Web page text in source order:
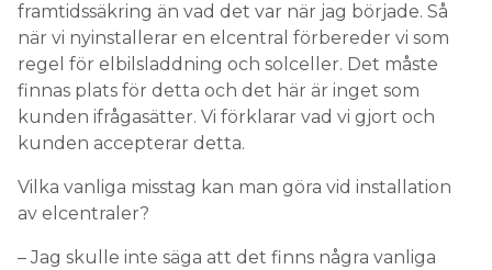
framtidssäkring än vad det var när jag började. Så
när vi nyinstallerar en elcentral förbereder vi som
regel för elbilsladdning och solceller. Det måste
finnas plats för detta och det här är inget som
kunden ifrågasätter. Vi förklarar vad vi gjort och
kunden accepterar detta.
Vilka vanliga misstag kan man göra vid installation
av elcentraler?
– Jag skulle inte säga att det finns några vanliga